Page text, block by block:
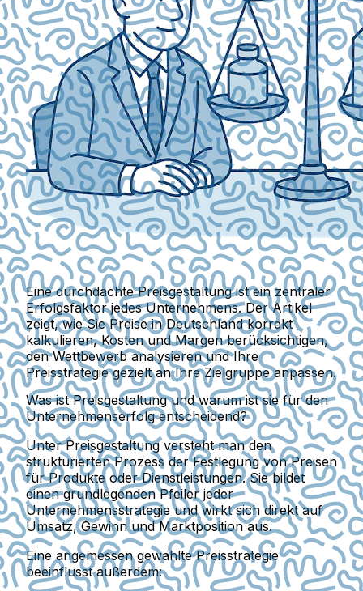
Eine durchdachte Preisgestaltung ist ein zentraler
Erfolgsfaktor jedes Unternehmens. Der Artikel
zeigt, wie Sie Preise in Deutschland korrekt
kalkulieren, Kosten und Margen berücksichtigen,
den Wettbewerb analysieren und Ihre
Preisstrategie gezielt an Ihre Zielgruppe anpassen.
Was ist Preisgestaltung und warum ist sie für den
Unternehmenserfolg entscheidend?
UnterPreisgestaltungversteht man den
strukturierten Prozess der Festlegung von Preisen
für Produkte oder Dienstleistungen. Sie bildet
einen grundlegenden Pfeiler jeder
Unternehmensstrategie und wirkt sich direkt auf
Umsatz, Gewinn und Marktpositionaus.
Eine angemessen gewählte Preisstrategie
beeinflusst außerdem: